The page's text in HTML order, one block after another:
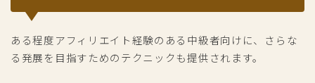
ある程度アフィリエイト経験のある中級者向けに、さらな
る発展を目指すためのテクニックも提供されます。